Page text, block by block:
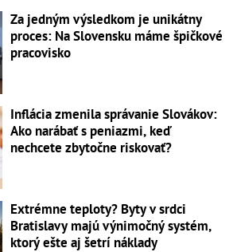
Za jedným výsledkom je unikátny
proces: Na Slovensku máme špičkové
pracovisko
Inflácia zmenila správanie Slovákov:
Ako narábať s peniazmi, keď
nechcete zbytočne riskovať?
Extrémne teploty? Byty v srdci
Bratislavy majú výnimočný systém,
ktorý ešte aj šetrí náklady